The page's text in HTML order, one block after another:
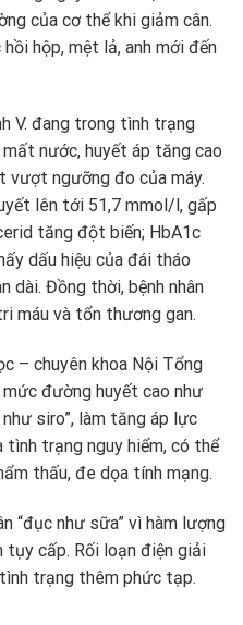
của cơ thể khi giảm cân.
hộp, mệt lả, anh mới đến
V. đang trong tình trạng
nước, huyết áp tăng cao
vượt ngưỡng đo của máy.
lên tới 51,7 mmol/l, gấp
tăng đột biến; HbA1c
dấu hiệu của đái tháo
dài. Đồng thời, bệnh nhân
máu và tổn thương gan.
– chuyên khoa Nội Tổng
mức đường huyết cao như
siro”, làm tăng áp lực
trạng nguy hiểm, có thể
thấu, đe dọa tính mạng.
“đục như sữa” vì hàm lượng
tụy cấp. Rối loạn điện giải
trạng thêm phức tạp.